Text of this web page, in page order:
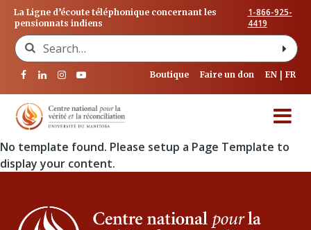
La Ligne d’écoute téléphonique concernant les
pensionnats indiens
1-866-925-
4419
Search for:
Boutique Faire un don EN FR
No template found. Please setup a Page Template to
display your content.